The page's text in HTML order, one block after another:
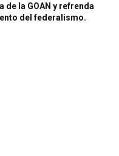
de la GOAN y refrenda
del federalismo.